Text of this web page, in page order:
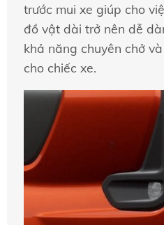
trước mui xe giúp cho
đồ vật dài trở nên dễ
khả năng chuyên chở
cho chiếc xe.